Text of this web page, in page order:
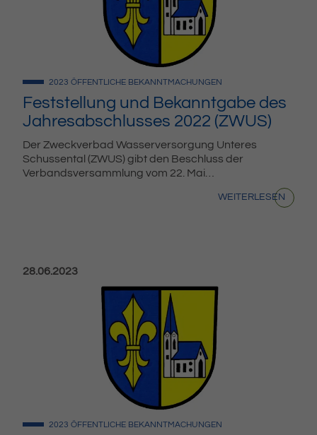
Feststellung und Bekanntgabe des
Jahresabschlusses 2022 (ZWUS)
2023 ÖFFENTLICHE BEKANNTMACHUNGEN
Der Zweckverbad Wasserversorgung Unteres
Schussental (ZWUS) gibt den Beschluss der
Verbandsversammlung vom 22. Mai…
WEITERLESEN
Veröffentlicht am:
28.06.2023
2023 ÖFFENTLICHE BEKANNTMACHUNGEN